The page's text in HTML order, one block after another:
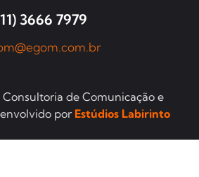
3666 7979
de Comunicação e
por Estúdios Labirinto